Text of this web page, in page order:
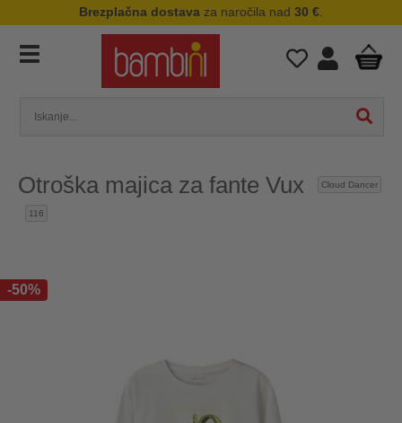
Brezplačna dostava za naročila nad 30 €
Otroška majica za fante Vux Cloud Dancer
116
-50%